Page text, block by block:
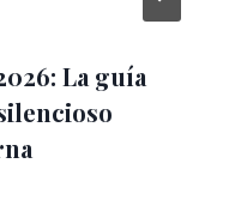
La guía